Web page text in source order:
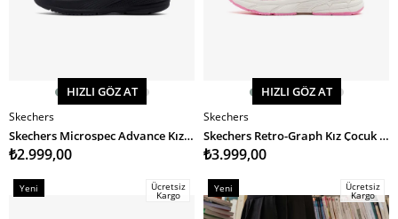
SEPETE EKLE
HIZLI GÖZ AT
Skechers
Skechers Microspec Advance Kız Çocuk Spor Ayakkabı
₺2.999,00
SEPETE EKLE
HIZLI GÖZ AT
Skechers
Skechers Retro-Graph Kız Çocuk Spor Ayakkabı
₺3.999,00
Yeni
Ücretsiz
Kargo
Yeni
Ürün
Ücretsiz
Kargo